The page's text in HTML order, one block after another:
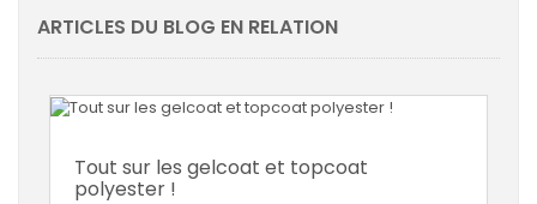
ARTICLES DU BLOG EN RELATION
Tout sur les gelcoat et topcoat
polyester !